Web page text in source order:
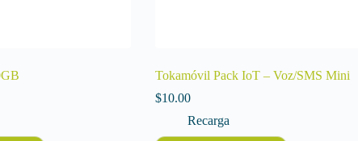
Tokamóvil Pack IoT – Voz/SMS Mini
$10.00
Recarga